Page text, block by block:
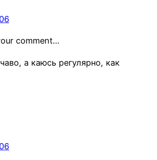
comment…
а каюсь регулярно, как